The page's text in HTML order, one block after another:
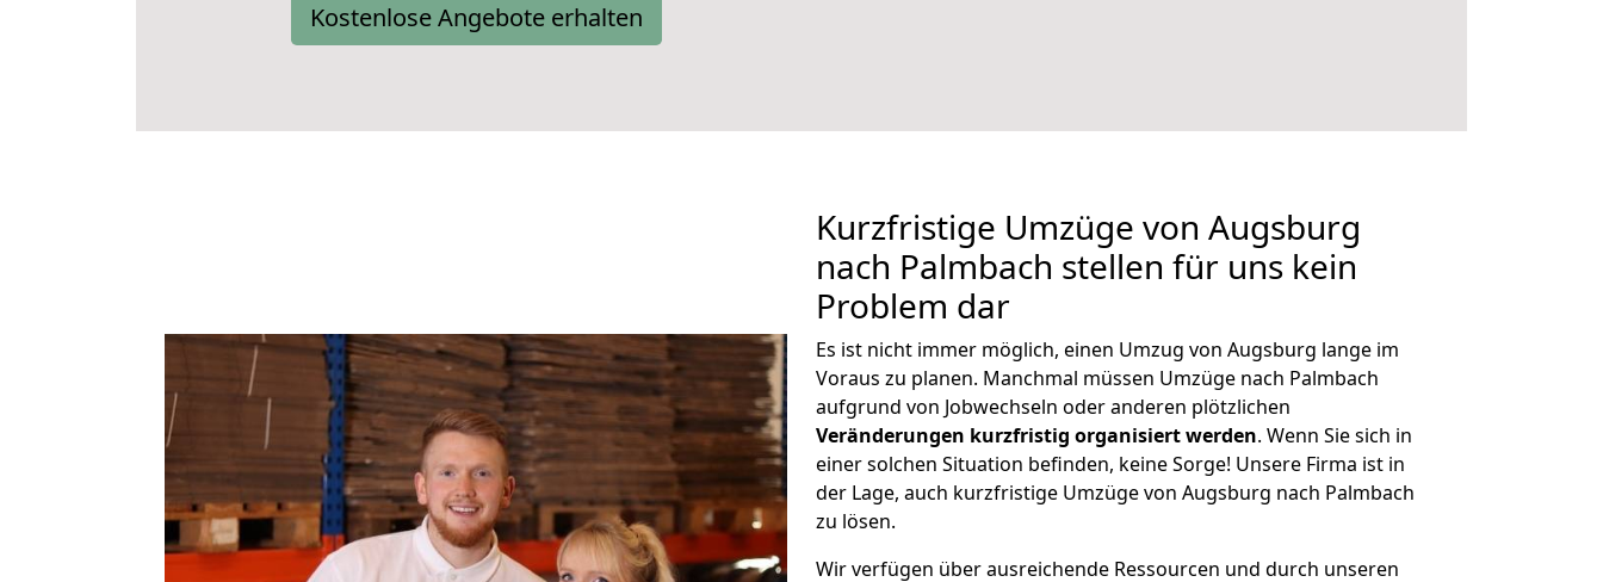
Kostenlose Angebote erhalten
Kurzfristige Umzüge von Augsburg
nach Palmbach stellen für uns kein
Problem dar
Es ist nicht immer möglich, einen Umzug von Augsburg lange im
Voraus zu planen. Manchmal müssen Umzüge nach Palmbach
aufgrund von Jobwechseln oder anderen plötzlichen
Veränderungen kurzfristig organisiert werden. Wenn Sie sich in
einer solchen Situation befinden, keine Sorge! Unsere Firma ist in
der Lage, auch kurzfristige Umzüge von Augsburg nach Palmbach
zu lösen.
Wir verfügen über ausreichende Ressourcen und durch unseren